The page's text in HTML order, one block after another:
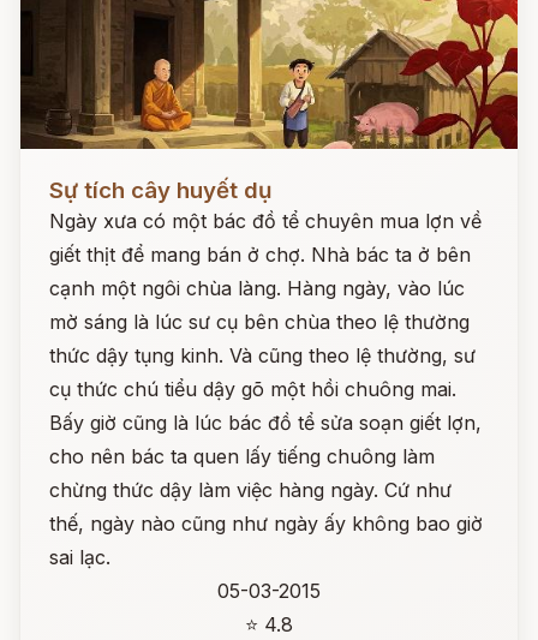
Sự tích cây huyết dụ
Ngày xưa có một bác đồ tể chuyên mua lợn về
giết thịt để mang bán ở chợ. Nhà bác ta ở bên
cạnh một ngôi chùa làng. Hàng ngày, vào lúc
mờ sáng là lúc sư cụ bên chùa theo lệ thường
thức dậy tụng kinh. Và cũng theo lệ thường, sư
cụ thức chú tiểu dậy gõ một hồi chuông mai.
Bấy giờ cũng là lúc bác đồ tể sửa soạn giết lợn,
cho nên bác ta quen lấy tiếng chuông làm
chừng thức dậy làm việc hàng ngày. Cứ như
thế, ngày nào cũng như ngày ấy không bao giờ
sai lạc.
05-03-2015
⭐ 4.8